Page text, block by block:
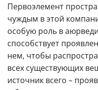
Первоэлемент
чуждым в этой
особую роль в
способствует
нем, чтобы
всех существующих
источник всего –